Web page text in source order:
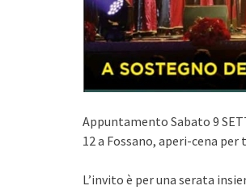
Appuntamento Sabato 9
12 a Fossano, aperi-cena
L’invito è per una serata